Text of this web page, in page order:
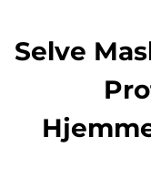
Selve